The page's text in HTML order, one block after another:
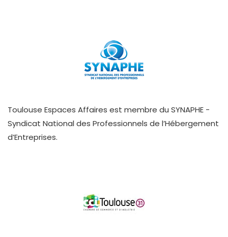
Toulouse Espaces Affaires est membre du SYNAPHE -
Syndicat National des Professionnels de l’Hébergement
d’Entreprises.